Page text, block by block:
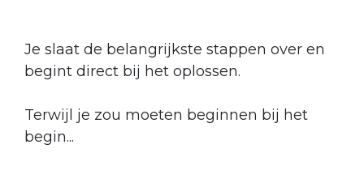
Je slaat de belangrijkste stappen over en
begint direct bij het oplossen.
Terwijl je zou moeten beginnen bij het
begin...